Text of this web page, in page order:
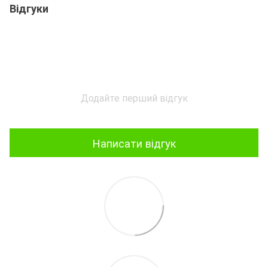
Відгуки
Додайте перший відгук
Написати відгук